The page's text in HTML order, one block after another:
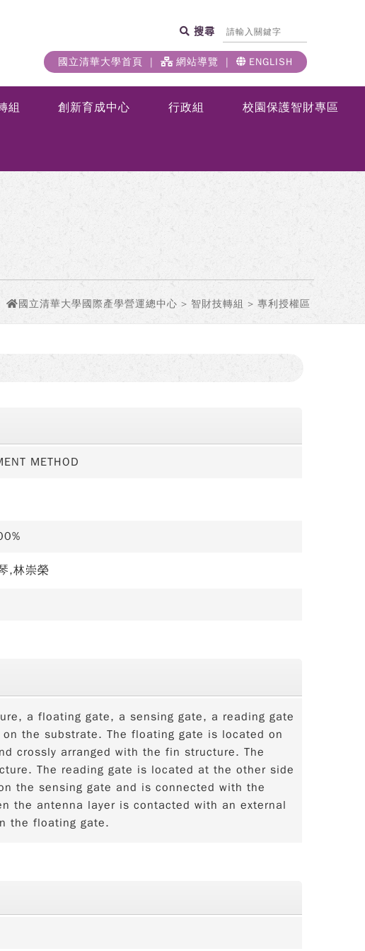
搜尋
國立清華大學首頁 網站導覽 ENGLISH
組 創新育成中心 行政組 校園保護智財專區
國立清華大學國際產學營運總中心 > 智財技轉組 > 專利授權區
METHOD
,林崇榮
a floating gate, a sensing gate, a reading gate
the substrate. The floating gate is located on
crossly arranged with the fin structure. The
The reading gate is located at the other side
the sensing gate and is connected with the
the antenna layer is contacted with an external
the floating gate.